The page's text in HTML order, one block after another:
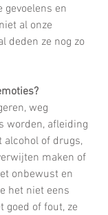
gevoelens en
al onze
deden ze nog zo
weg
worden, afleiding
alcohol of drugs,
maken of
onbewust en
het niet eens
goed of fout, ze